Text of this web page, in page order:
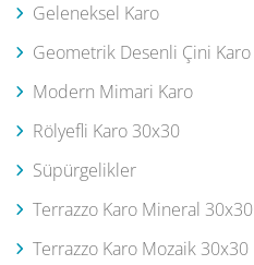
Geleneksel Karo
Geometrik Desenli Çini Karo
Modern Mimari Karo
Rölyefli Karo 30x30
Süpürgelikler
Terrazzo Karo Mineral 30x30
Terrazzo Karo Mozaik 30x30